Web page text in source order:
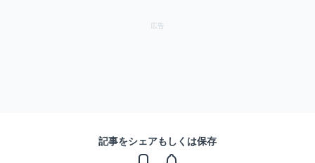
記事をシェアもしくは保存